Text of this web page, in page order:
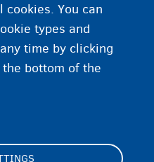
You can
types and
time by clicking
bottom of the